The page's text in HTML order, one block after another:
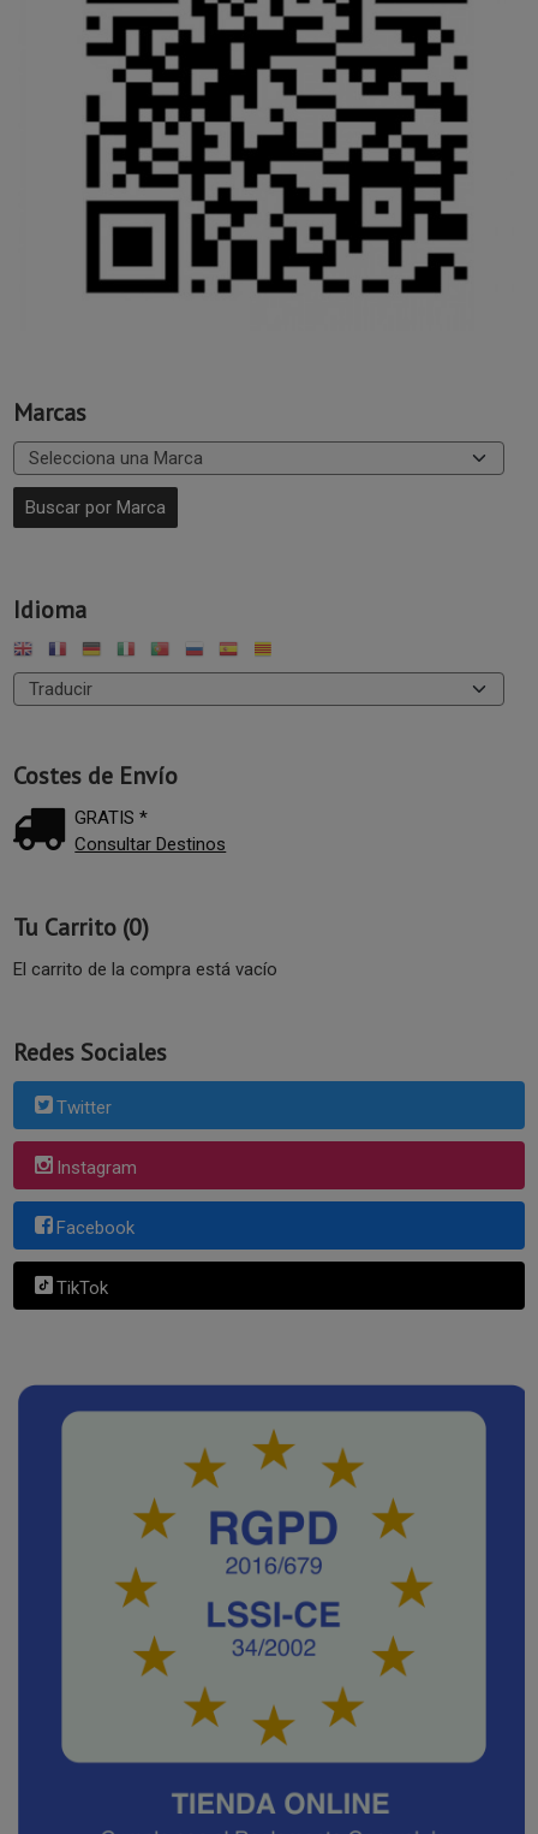
Marcas
Idioma
Costes de Envío
GRATIS *
Consultar Destinos
Tu Carrito (0)
El carrito de la compra está vacío
Redes Sociales
Twitter
Instagram
Facebook
TikTok